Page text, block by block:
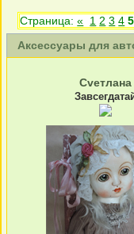
Аксессуары для
Страница:« 1 2 3 4 5
Сvетлана